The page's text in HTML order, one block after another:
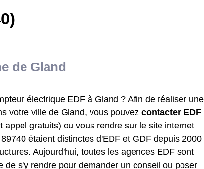
de Gland
électrique EDF à Gland ? Afin de réaliser une
votre ville de Gland, vous pouvez contacter EDF
appel gratuits) ou vous rendre sur le site internet
étaient distinctes d'EDF et GDF depuis 2000
Aujourd'hui, toutes les agences EDF sont
de s'y rendre pour demander un conseil ou poser